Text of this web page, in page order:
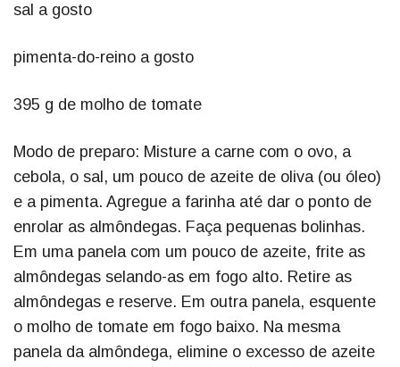
sal a gosto
pimenta-do-reino a gosto
395 g de molho de tomate
Modo de preparo: Misture a carne com o ovo, a
cebola, o sal, um pouco de azeite de oliva (ou óleo)
e a pimenta. Agregue a farinha até dar o ponto de
enrolar as almôndegas. Faça pequenas bolinhas.
Em uma panela com um pouco de azeite, frite as
almôndegas selando-as em fogo alto. Retire as
almôndegas e reserve. Em outra panela, esquente
o molho de tomate em fogo baixo. Na mesma
panela da almôndega, elimine o excesso de azeite